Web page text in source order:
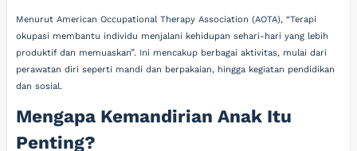
Menurut American Occupational Therapy Association (AOTA), “Terapi
okupasi membantu individu menjalani kehidupan sehari-hari yang lebih
produktif dan memuaskan”. Ini mencakup berbagai aktivitas, mulai dari
perawatan diri seperti mandi dan berpakaian, hingga kegiatan pendidikan
dan sosial.
Mengapa Kemandirian Anak Itu
Penting?